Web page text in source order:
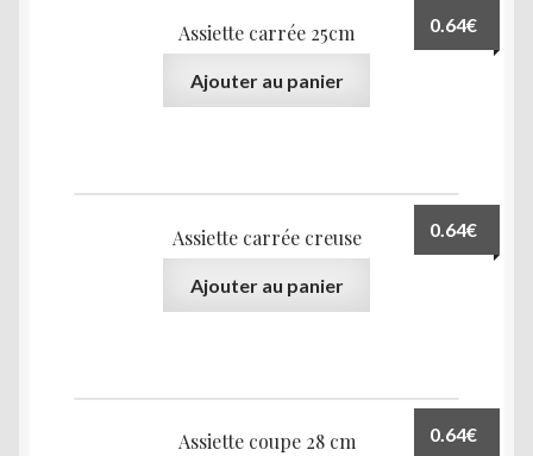
Assiette carrée 25cm 0.64€
Ajouter au panier
Assiette carrée creuse 0.64€
Ajouter au panier
Assiette coupe 28 cm 0.64€